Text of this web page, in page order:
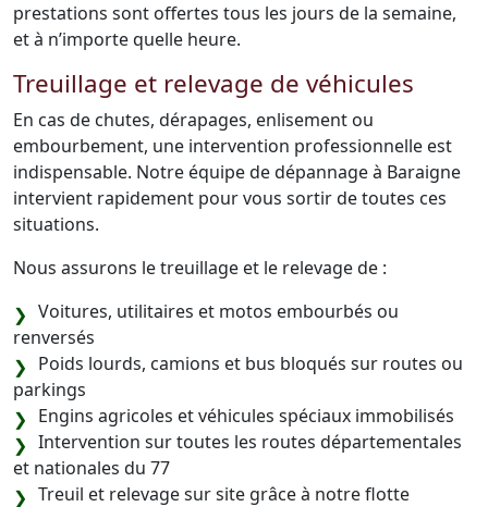
prestations sont offertes tous les jours de la semaine,
et à n’importe quelle heure.
Treuillage et relevage de véhicules
En cas de chutes, dérapages, enlisement ou
embourbement, une intervention professionnelle est
indispensable. Notre équipe de dépannage à Baraigne
intervient rapidement pour vous sortir de toutes ces
situations.
Nous assurons le treuillage et le relevage de :
Voitures, utilitaires et motos embourbés ou
renversés
Poids lourds, camions et bus bloqués sur routes ou
parkings
Engins agricoles et véhicules spéciaux immobilisés
Intervention sur toutes les routes départementales
et nationales du 77
Treuil et relevage sur site grâce à notre flotte